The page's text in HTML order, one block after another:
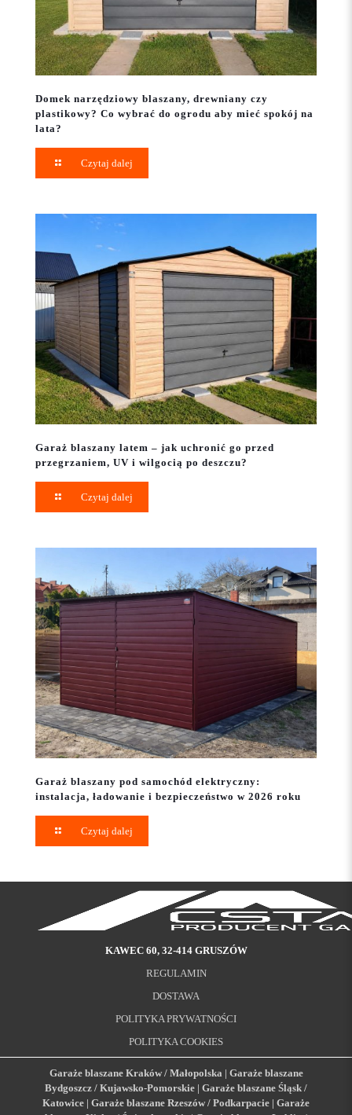
Domek narzędziowy blaszany, drewniany czy
plastikowy? Co wybrać do ogrodu aby mieć spokój na
lata?
Czytaj dalej
Garaż blaszany latem – jak uchronić go przed
przegrzaniem, UV i wilgocią po deszczu?
Czytaj dalej
Garaż blaszany pod samochód elektryczny:
instalacja, ładowanie i bezpieczeństwo w 2026 roku
Czytaj dalej
KAWEC 60, 32-414 GRUSZÓW
REGULAMIN
DOSTAWA
POLITYKA PRYWATNOŚCI
POLITYKA COOKIES
Garaże blaszane Kraków / Małopolska | Garaże blaszane
Bydgoszcz / Kujawsko-Pomorskie | Garaże blaszane Śląsk /
Katowice | Garaże blaszane Rzeszów / Podkarpacie | Garaże